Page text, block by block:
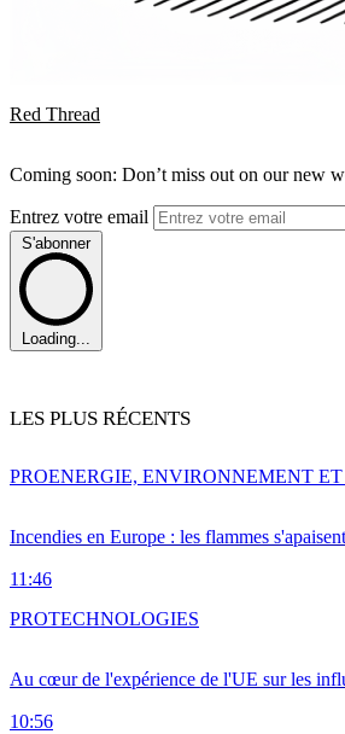
Red Thread
Coming soon: Don’t miss out on our new
Entrez votre email
S'abonner
Loading...
LES PLUS RÉCENTS
Incendies en Europe : les flammes
11:46
PROENERGIE, ENVIRONNEMENT
Au cœur de l'expérience de l'UE sur les
10:56
PROTECHNOLOGIES